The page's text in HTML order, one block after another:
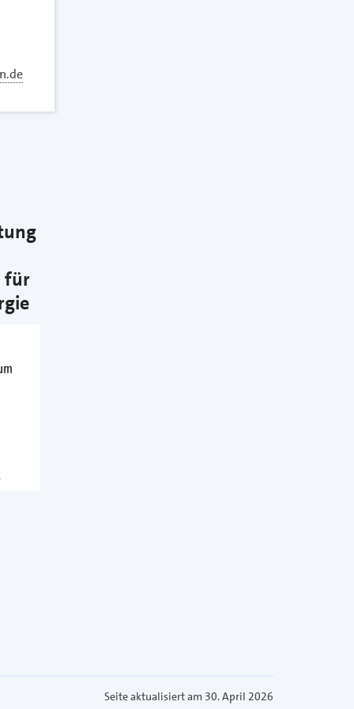
für
Seite aktualisiert am 30. April 2026